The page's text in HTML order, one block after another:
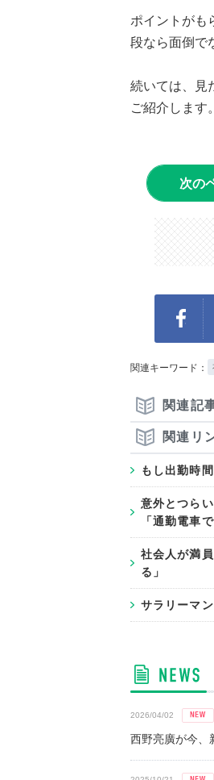
ポイントがも
段なら面倒で
続いては、見
ご紹介します。
次の
関連キーワード：
関連記
関連リ
もし出勤時
意外とつら
「通勤電車
社会人が満
る」
サラリーマ
2026/04/02
西野亮廣が今、